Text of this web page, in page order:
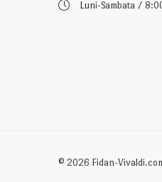
Luni-Sambata /
© 2026 Fidan-